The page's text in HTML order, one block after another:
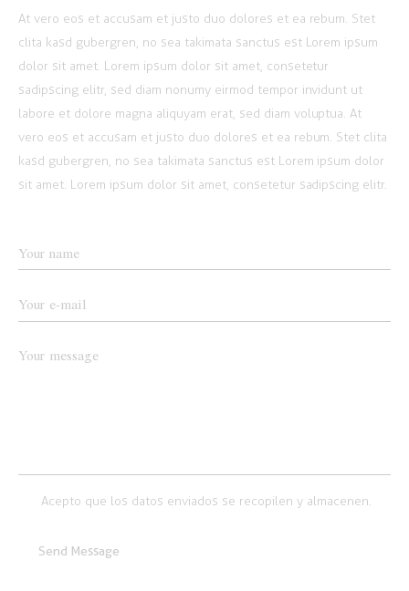
At vero eos et accusam et justo duo dolores et ea rebum. Stet
clita kasd gubergren, no sea takimata sanctus est Lorem ipsum
dolor sit amet. Lorem ipsum dolor sit amet, consetetur
sadipscing elitr, sed diam nonumy eirmod tempor invidunt ut
labore et dolore magna aliquyam erat, sed diam voluptua. At
vero eos et accusam et justo duo dolores et ea rebum. Stet clita
kasd gubergren, no sea takimata sanctus est Lorem ipsum dolor
sit amet. Lorem ipsum dolor sit amet, consetetur sadipscing elitr.
Acepto que los datos enviados se recopilen y almacenen.
Send Message